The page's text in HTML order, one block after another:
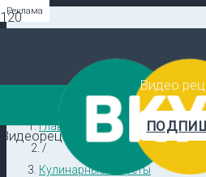
Видео
Видеорецепты в ТГ →
Главная
/
Кулинарные секреты
Реклама
Реклама
Реклама